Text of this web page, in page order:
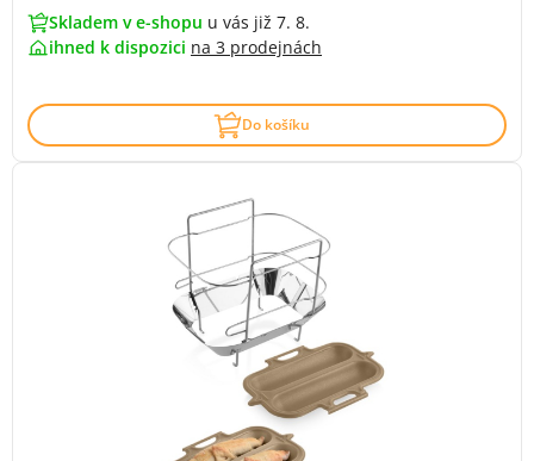
Skladem v e-shopu u vás již 7. 8.
ihned k dispozici na 3 prodejnách
Do košíku